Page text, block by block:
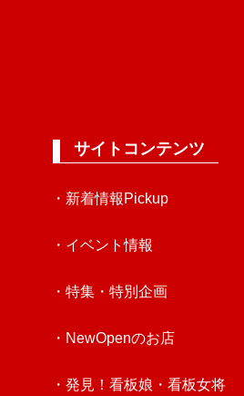
サイトコンテンツ
・新着情報Pickup
・イベント情報
・特集・特別企画
・NewOpenのお店
・発見！看板娘・看板女将